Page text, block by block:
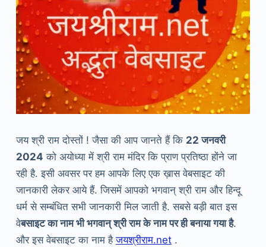
जय श्री राम दोस्तों ! जैसा की आप जानते हैं कि 22 जनवरी
2024 को अयोध्या में श्री राम मंदिर कि प्राण प्रतिष्ठा होंने जा
रही है. इसी अवसर पर हम आपके लिए एक ख़ास वेबसाइट की
जानकारी लेकर आये हैं. जिसमें आपको भगवान् श्री राम और हिन्दू
धर्म से सम्बंधित सभी जानकारी मिल जाती है. सबसे बड़ी बात इस
वेबसाइट का नाम भी भगवान् श्री राम के नाम पर ही बनाया गया है.
और इस वेबसाइट का नाम हैजयश्रीराम.net.